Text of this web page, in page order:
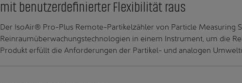
mit benutzerdefinierter Flexibilität raus
Der IsoAir® Pro-Plus Remote-Partikelzähler von Particle Measuring
Reinraumüberwachungstechnologien in einem Instrument, um die
Produkt erfüllt die Anforderungen der Partikel- und analogen